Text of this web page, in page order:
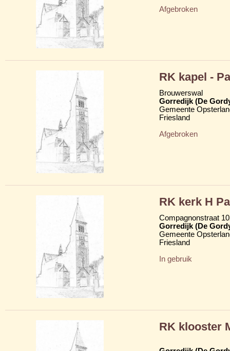
Afgebroken
RK kapel -
Brouwerswal
Gorredijk (De
Gemeente
Friesland
Afgebroken
RK kerk H
Compagnonstraat
Gorredijk (De
Gemeente
Friesland
In gebruik
RK klooster